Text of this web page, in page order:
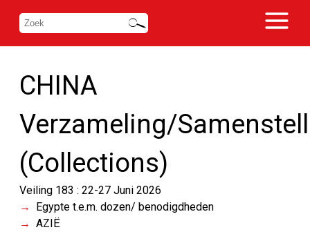
CHINA
Verzameling/
(Collections)
Veiling 183 : 22-27 Juni 2026
Egypte t.e.m. dozen/ benodigdheden
AZIË